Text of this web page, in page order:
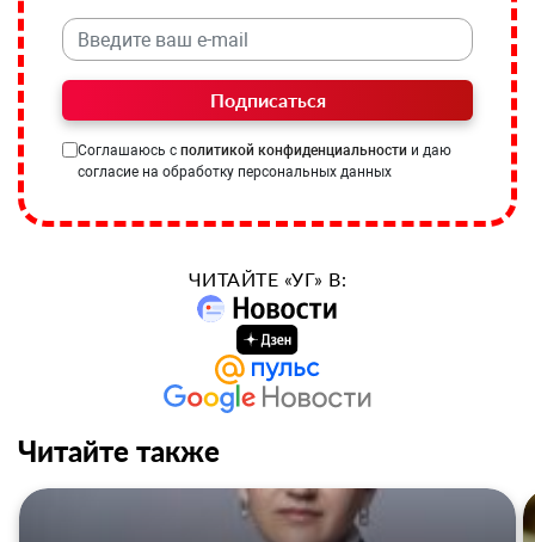
Подписаться
Соглашаюсь с политикой конфиденциальности и даю
согласие на обработку персональных данных
ЧИТАЙТЕ «УГ» В:
Читайте также